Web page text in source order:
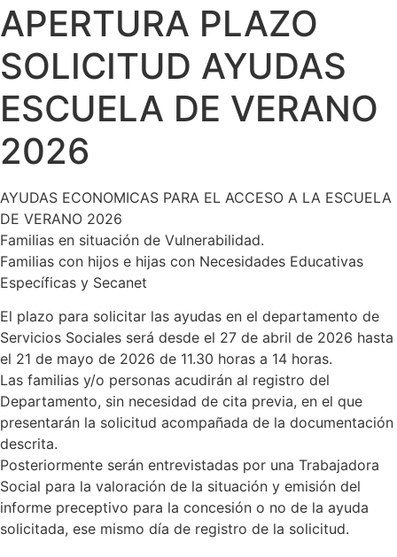
APERTURA PLAZO
SOLICITUD AYUDAS
ESCUELA DE VERANO
2026
AYUDAS ECONOMICAS PARA EL ACCESO A LA ESCUELA
DE VERANO 2026
Familias en situación de Vulnerabilidad.
Familias con hijos e hijas con Necesidades Educativas
Específicas y Secanet
El plazo para solicitar las ayudas en el departamento de
Servicios Sociales será desde el 27 de abril de 2026 hasta
el 21 de mayo de 2026 de 11.30 horas a 14 horas.
Las familias y/o personas acudirán al registro del
Departamento, sin necesidad de cita previa, en el que
presentarán la solicitud acompañada de la documentación
descrita.
Posteriormente serán entrevistadas por una Trabajadora
Social para la valoración de la situación y emisión del
informe preceptivo para la concesión o no de la ayuda
solicitada, ese mismo día de registro de la solicitud.